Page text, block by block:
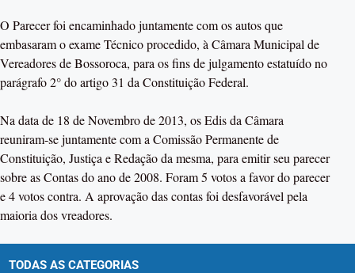
O Parecer foi encaminhado juntamente com os autos que
embasaram o exame Técnico procedido, à Câmara Municipal de
Vereadores de Bossoroca, para os fins de julgamento estatuído no
parágrafo 2° do artigo 31 da Constituição Federal.
Na data de 18 de Novembro de 2013, os Edis da Câmara
reuniram-se juntamente com a Comissão Permanente de
Constituição, Justiça e Redação da mesma, para emitir seu parecer
sobre as Contas do ano de 2008. Foram 5 votos a favor do parecer
e 4 votos contra. A aprovação das contas foi desfavorável pela
maioria dos vreadores.
TODAS AS CATEGORIAS